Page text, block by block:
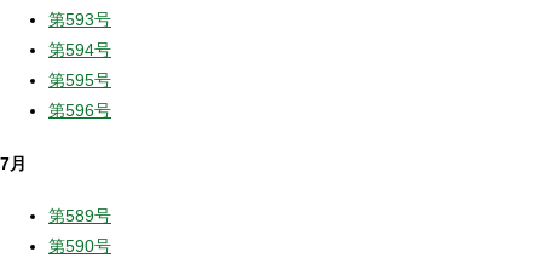
第593号
第594号
第595号
第596号
7月
第589号
第590号